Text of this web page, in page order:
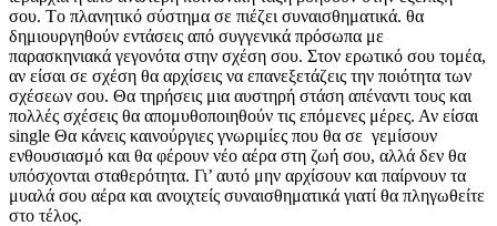
σου. Tο πλανητικό σύστημα σε πιέζει συναισθηματικά. θα
δημιουργηθούν εντάσεις από συγγενικά πρόσωπα με
παρασκηνιακά γεγονότα στην σχέση σου. Στον ερωτικό σου τομέα,
αν είσαι σε σχέση θα αρχίσεις να επανεξετάζεις την ποιότητα των
σχέσεων σου. Θα τηρήσεις μια αυστηρή στάση απέναντι τους και
πολλές σχέσεις θα απομυθοποιηθούν τις επόμενες μέρες. Αν είσαι
single Θα κάνεις καινούργιες γνωριμίες που θα σε γεμίσουν
ενθουσιασμό και θα φέρουν νέο αέρα στη ζωή σου, αλλά δεν θα
υπόσχονται σταθερότητα. Γι’ αυτό μην αρχίσουν και παίρνουν τα
μυαλά σου αέρα και ανοιχτείς συναισθηματικά γιατί θα πληγωθείτε
στο τέλος.